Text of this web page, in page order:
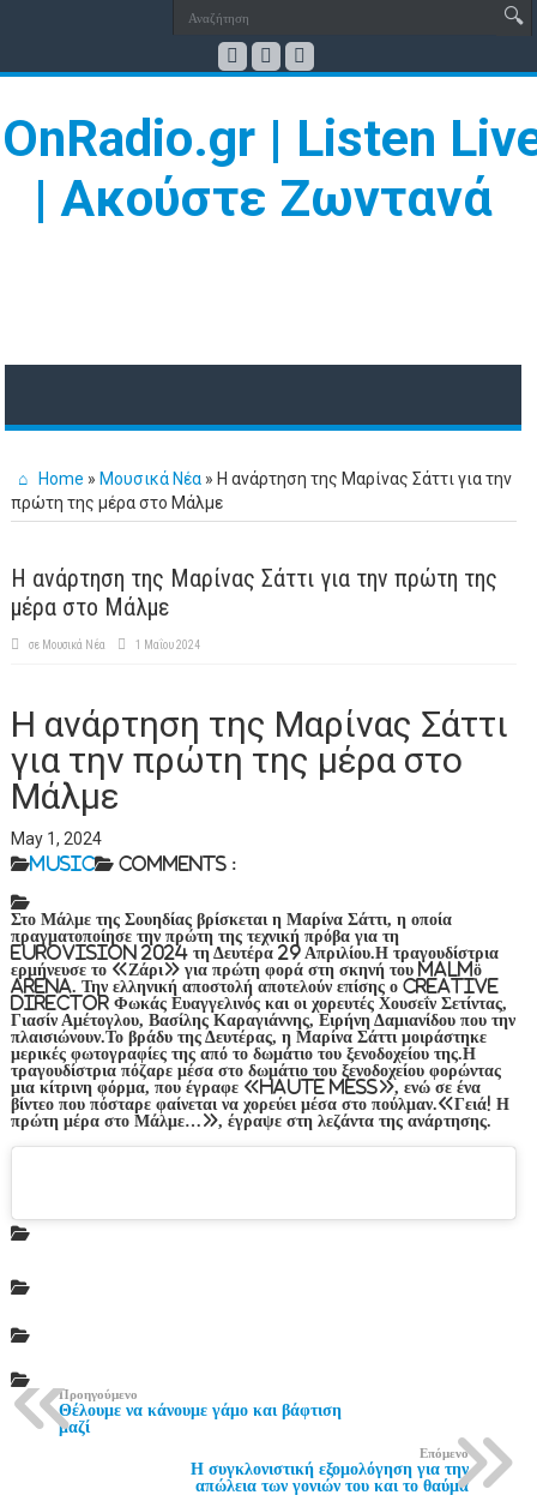
Home » Μουσικά Νέα » Η ανάρτηση της Μαρίνας Σάττι για την
πρώτη της μέρα στο Μάλμε
Η ανάρτηση της Μαρίνας Σάττι για την πρώτη της
μέρα στο Μάλμε
σε Μουσικά Νέα 1 Μαΐου 2024
Η ανάρτηση της Μαρίνας Σάττι
για την πρώτη της μέρα στο
Μάλμε
May 1, 2024
Music Comments :
Στο Μάλμε της Σουηδίας βρίσκεται η Μαρίνα Σάττι, η οποία
πραγματοποίησε την πρώτη της τεχνική πρόβα για τη
Eurovision 2024 τη Δευτέρα 29 Απριλίου.Η τραγουδίστρια
ερμήνευσε το «Ζάρι» για πρώτη φορά στη σκηνή του Malmö
Arena. Την ελληνική αποστολή αποτελούν επίσης ο creative
director Φωκάς Ευαγγελινός και οι χορευτές Χουσεΐν Σετίντας,
Γιασίν Αμέτογλου, Βασίλης Καραγιάννης, Ειρήνη Δαμιανίδου που την
πλαισιώνουν.Το βράδυ της Δευτέρας, η Μαρίνα Σάττι μοιράστηκε
μερικές φωτογραφίες της από το δωμάτιο του ξενοδοχείου της.Η
τραγουδίστρια πόζαρε μέσα στο δωμάτιο του ξενοδοχείου φορώντας
μια κίτρινη φόρμα, που έγραφε «haute mess», ενώ σε ένα
βίντεο που πόσταρε φαίνεται να χορεύει μέσα στο πούλμαν.«Γειά! Η
πρώτη μέρα στο Μάλμε…», έγραψε στη λεζάντα της ανάρτησης.
Προηγούμενο
Θέλουμε να κάνουμε γάμο και βάφτιση
μαζί
Επόμενο
Η συγκλονιστική εξομολόγηση για την
απώλεια των γονιών του και το θαύμα